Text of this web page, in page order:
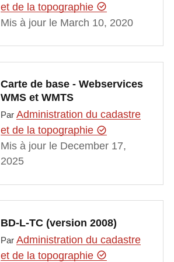
et de la topographie
Mis à jour le March 10, 2020
Carte de base - Webservices
WMS et WMTS
Par Administration du cadastre
et de la topographie
Mis à jour le December 17,
2025
BD-L-TC (version 2008)
Par Administration du cadastre
et de la topographie